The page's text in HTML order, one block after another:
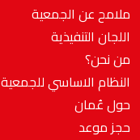
ملامح عن الجمعية
اللجان التنفيذية
من نحن؟
النظام الاساسي للجمعية
حول عُمان
حجز موعد